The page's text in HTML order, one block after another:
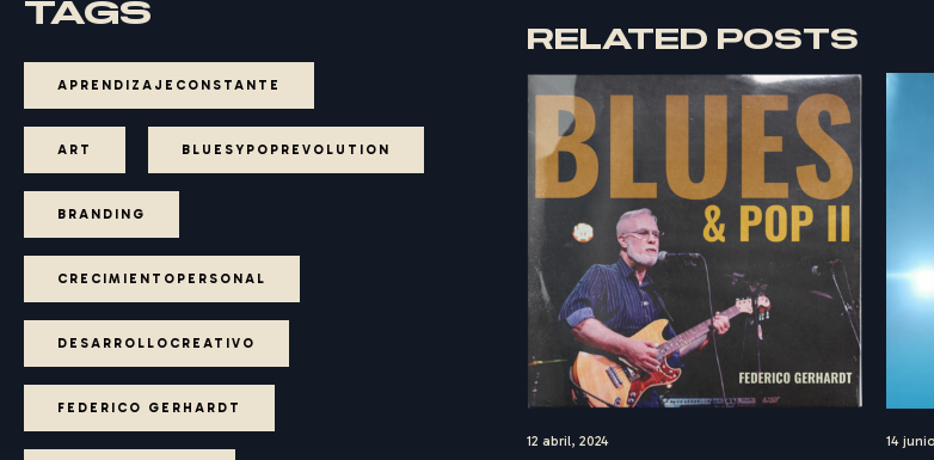
RELATED POSTS
12 abril, 2024 14
TAGS
APRENDIZAJECONSTANTE
ART BLUESYPOPREVOLUTION
BRANDING
CRECIMIENTOPERSONAL
DESARROLLOCREATIVO
FEDERICO GERHARDT